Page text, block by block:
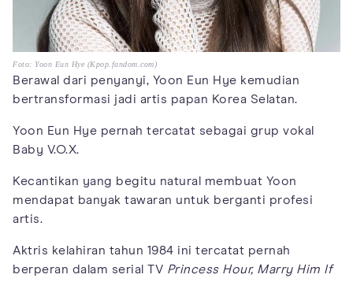
Foto: Yoon Eun Hye (Kpop.fandom.com)
Berawal dari penyanyi, Yoon Eun Hye kemudian
bertransformasi jadi artis papan Korea Selatan.
Yoon Eun Hye pernah tercatat sebagai grup vokal
Baby V.O.X.
Kecantikan yang begitu natural membuat Yoon
mendapat banyak tawaran untuk berganti profesi
artis.
Aktris kelahiran tahun 1984 ini tercatat pernah
berperan dalam serial TV Princess Hour, Marry Him If